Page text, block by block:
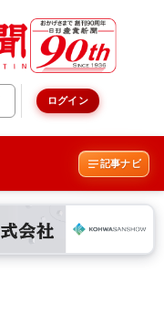
ログイン
記事ナビ